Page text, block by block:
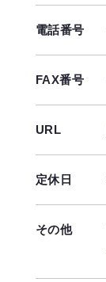
電話番号
FAX番号
URL
定休日
その他